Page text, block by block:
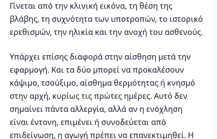
Γίνεται από την κλινική εικόνα, τη θέση της
βλάβης, τη συχνότητα των υποτροπών, το ιστορικό
ερεθισμών, την ηλικία και την ανοχή του ασθενούς.
Υπάρχει επίσης διαφορά στην αίσθηση μετά την
εφαρμογή. Και τα δύο μπορεί να προκαλέσουν
κάψιμο, τσούξιμο, αίσθημα θερμότητας ή κνησμό
στην αρχή, κυρίως τις πρώτες ημέρες. Αυτό δεν
σημαίνει πάντα αλλεργία, αλλά αν η ενόχληση
είναι έντονη, επιμένει ή συνοδεύεται από
επιδείνωση, η αγωγή πρέπει να επανεκτιμηθεί. Η